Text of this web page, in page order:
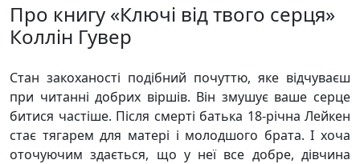
Про книгу «Ключі від твого серця»
Коллін Гувер
Стан закоханості подібний почуттю, яке відчуваєш
при читанні добрих віршів. Він змушує ваше серце
битися частіше. Після смерті батька 18-річна Лейкен
стає тягарем для матері і молодшого брата. І хоча
оточуючим здається, що у неї все добре, дівчина